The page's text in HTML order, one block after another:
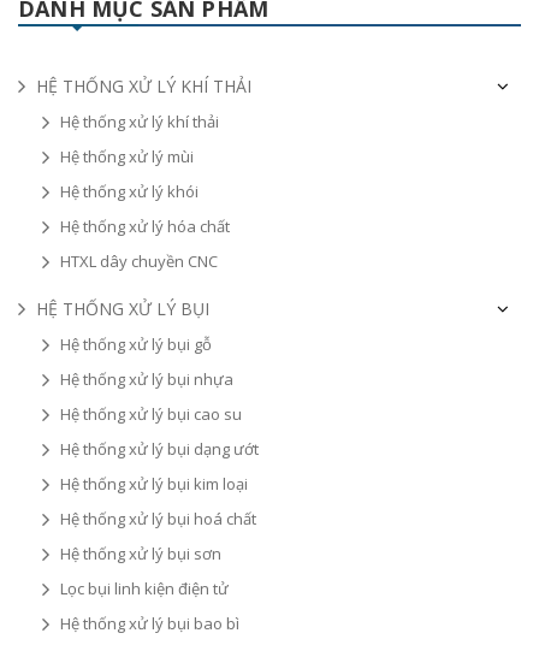
DANH MỤC SẢN PHẨM
HỆ THỐNG XỬ LÝ KHÍ THẢI
Hệ thống xử lý khí thải
Hệ thống xử lý mùi
Hệ thống xử lý khói
Hệ thống xử lý hóa chất
HTXL dây chuyền CNC
HỆ THỐNG XỬ LÝ BỤI
Hệ thống xử lý bụi gỗ
Hệ thống xử lý bụi nhựa
Hệ thống xử lý bụi cao su
Hệ thống xử lý bụi dạng ướt
Hệ thống xử lý bụi kim loại
Hệ thống xử lý bụi hoá chất
Hệ thống xử lý bụi sơn
Lọc bụi linh kiện điện tử
Hệ thống xử lý bụi bao bì